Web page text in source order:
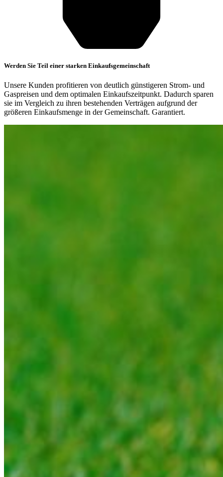
Werden Sie Teil einer starken Einkaufsgemeinschaft
Unsere Kunden profitieren von deutlich günstigeren Strom- und
Gaspreisen und dem optimalen Einkaufszeitpunkt. Dadurch sparen
sie im Vergleich zu ihren bestehenden Verträgen aufgrund der
größeren Einkaufsmenge in der Gemeinschaft. Garantiert.